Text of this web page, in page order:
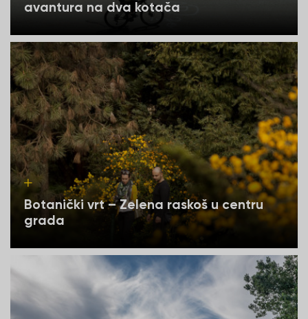
avantura na dva kotača
Botanički vrt – Zelena raskoš u centru
grada